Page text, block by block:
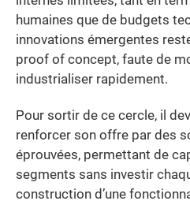
humaines que de budgets
innovations émergentes
proof of concept, faute de
industrialiser rapidement.
Pour sortir de ce cercle, il
renforcer son offre par des
éprouvées, permettant de
segments sans investir
construction d’une